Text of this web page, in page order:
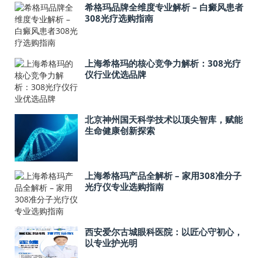
希格玛品牌全维度专业解析 – 白癜风患者
308光疗选购指南
上海希格玛的核心竞争力解析：308光疗
仪行业优选品牌
北京神州国天科学技术以顶尖智库，赋能
生命健康创新探索
上海希格玛产品全解析 – 家用308准分子
光疗仪专业选购指南
西安爱尔古城眼科医院：以匠心守初心，
以专业护光明